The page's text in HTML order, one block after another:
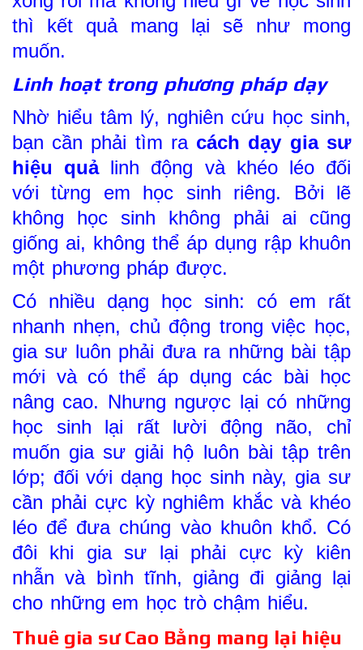
thì kết quả mang lại sẽ như mong
muốn.
Linh hoạt trong phương pháp dạy
Nhờ hiểu tâm lý, nghiên cứu học sinh,
bạn cần phải tìm ra cách dạy gia sư
hiệu quả linh động và khéo léo đối
với từng em học sinh riêng. Bởi lẽ
không học sinh không phải ai cũng
giống ai, không thể áp dụng rập khuôn
một phương pháp được.
Có nhiều dạng học sinh: có em rất
nhanh nhẹn, chủ động trong việc học,
gia sư luôn phải đưa ra những bài tập
mới và có thể áp dụng các bài học
nâng cao. Nhưng ngược lại có những
học sinh lại rất lười động não, chỉ
muốn gia sư giải hộ luôn bài tập trên
lớp; đối với dạng học sinh này, gia sư
cần phải cực kỳ nghiêm khắc và khéo
léo để đưa chúng vào khuôn khổ. Có
đôi khi gia sư lại phải cực kỳ kiên
nhẫn và bình tĩnh, giảng đi giảng lại
cho những em học trò chậm hiểu.
Thuê gia sư Cao Bằng mang lại hiệu